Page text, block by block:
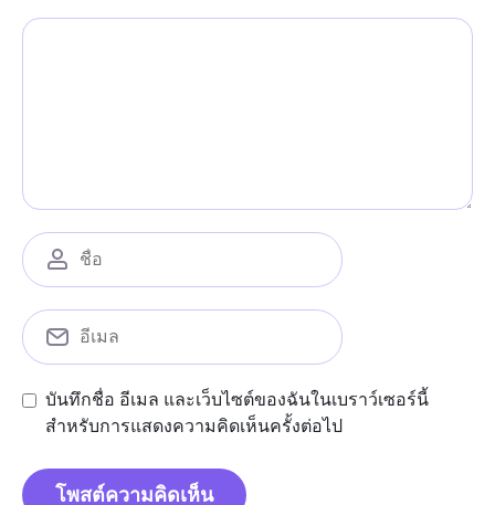
บันทึกชื่อ อีเมล และเว็บไซต์ของฉันในเบราว์เซอร์นี้
สำหรับการแสดงความคิดเห็นครั้งต่อไป